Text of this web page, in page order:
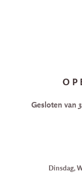
Gesloten van
Dinsdag,